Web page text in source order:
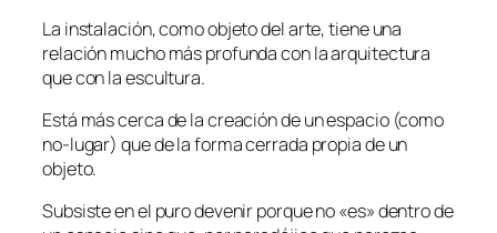
La instalación, como objeto del arte, tiene una
relación mucho más profunda con la arquitectura
que con la escultura.
Está más cerca de la creación de un espacio (como
no-lugar) que de la forma cerrada propia de un
objeto.
Subsiste en el puro devenir porque no «es» dentro de